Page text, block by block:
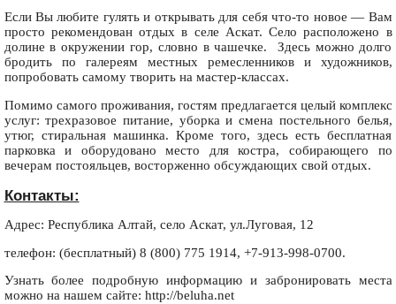
Если Вы любите гулять и открывать для себя что-то новое — Вам
просто рекомендован отдых в селе Аскат. Село расположено в
долине в окружении гор, словно в чашечке. Здесь можно долго
бродить по галереям местных ремесленников и художников,
попробовать самому творить на мастер-классах.
Помимо самого проживания, гостям предлагается целый комплекс
услуг: трехразовое питание, уборка и смена постельного белья,
утюг, стиральная машинка. Кроме того, здесь есть бесплатная
парковка и оборудовано место для костра, собирающего по
вечерам постояльцев, восторженно обсуждающих свой отдых.
Контакты:
Адрес: Республика Алтай, село Аскат, ул.Луговая, 12
телефон: (бесплатный) 8 (800) 775 1914, +7-913-998-0700.
Узнать более подробную информацию и забронировать места
можно на нашем сайте: http://beluha.net